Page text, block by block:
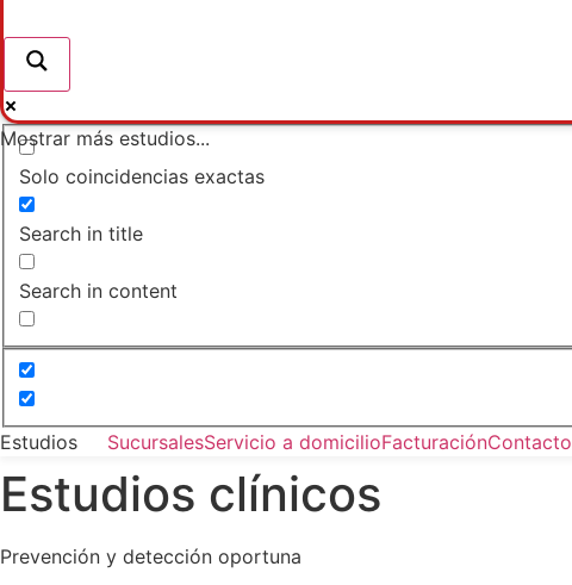
Mostrar más estudios...
Solo coincidencias exactas
Search in title
Search in content
Estudios SucursalesServicio a domicilioFacturaciónContacto
Estudios clínicos
Prevención y detección oportuna